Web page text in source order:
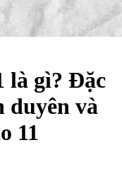
là gì? Đặc
duyên và
11